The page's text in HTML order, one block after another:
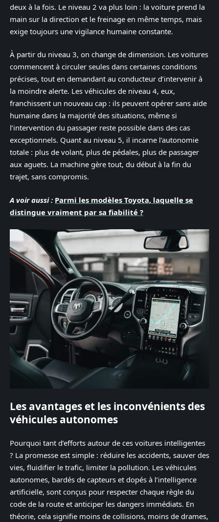
deux à la fois. Le niveau 2 va plus loin : la voiture prend la
main sur la direction et le freinage en même temps, mais
exige toujours une vigilance humaine constante.
À partir du niveau 3, on change de dimension. Les voitures
commencent à circuler seules dans certaines conditions
précises, tout en demandant au conducteur d’intervenir à
la moindre alerte. Les véhicules de niveau 4, eux,
franchissent un nouveau cap : ils peuvent opérer sans aide
humaine dans la majorité des situations, même si
l’intervention du passager reste possible dans des cas
exceptionnels. Quant au niveau 5, il incarne l’autonomie
totale : plus de volant, plus de pédales, plus de passager
aux aguets. La machine gère tout, du début à la fin du
trajet, sans compromis.
A voir aussi : Parmi les modèles Toyota, laquelle se
distingue vraiment par sa fiabilité ?
Les avantages et les inconvénients des
véhicules autonomes
Pourquoi tant d’efforts autour de ces voitures intelligentes
? La promesse est simple : réduire les accidents, sauver des
vies, fluidifier le trafic, limiter la pollution. Les véhicules
autonomes, bardés de capteurs et dopés à l’intelligence
artificielle, sont conçus pour respecter chaque règle du
code de la route et anticiper les dangers immédiats. En
théorie, cela signifie moins de collisions, moins de drames,